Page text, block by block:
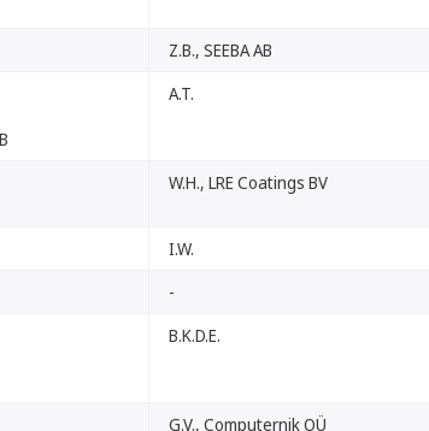
Z.B., SEEBA AB
A.T.
W.H., LRE Coatings BV
I.W.
-
B.K.D.E.
G.V., Computernik OÜ